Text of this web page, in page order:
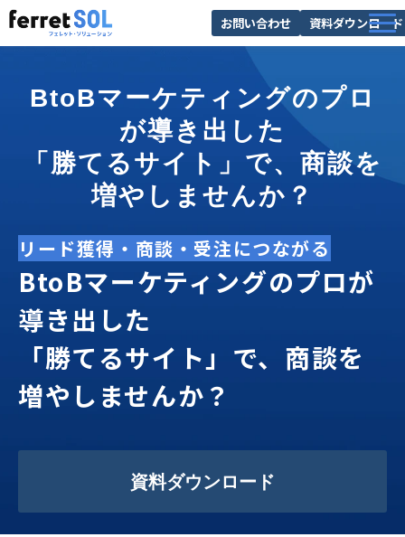
お問い合わせ 資料ダウンロード
サービス一覧
選ばれる理由
導入事例
お役立ち情報
BtoBマーケティングのプロ
が導き出した
「勝てるサイト」で、商談を
増やしませんか？
リード獲得・商談・受注につながる
BtoBマーケティングのプロが
導き出した
「勝てるサイト」で、商談を
増やしませんか？
資料ダウンロード